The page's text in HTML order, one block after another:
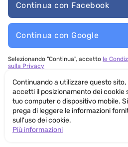
Continua con Facebook
Continua con Google
Selezionando "Continua", accetto le
sulla Privacy
Continuando a utilizzare questo sito,
accetti il posizionamento dei cookie
tuo computer o dispositivo mobile. Si
prega di leggere le informazioni
sull'uso dei cookie.
Più informazioni